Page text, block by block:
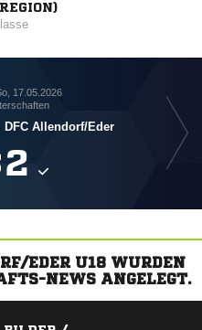
17.05.2026
DFC Allendorf/​Eder

EDER U18 WURDEN
NEWS ANGELEGT.